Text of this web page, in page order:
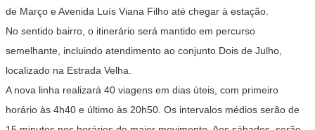
de Março e Avenida Luís Viana Filho até chegar à estação.
No sentido bairro, o itinerário será mantido em percurso
semelhante, incluindo atendimento ao conjunto Dois de Julho,
localizado na Estrada Velha.
A nova linha realizará 40 viagens em dias úteis, com primeiro
horário às 4h40 e último às 20h50. Os intervalos médios serão de